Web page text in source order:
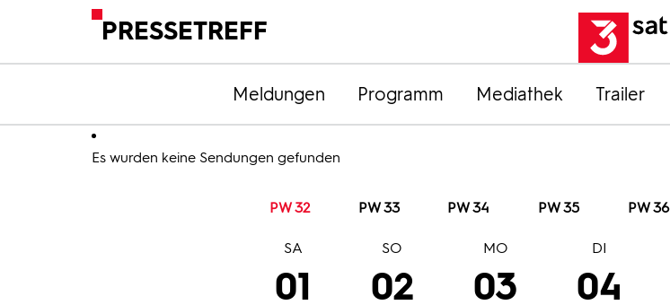
PRESSETREFF
Meldungen Programm Mediathek Trailer
Es wurden keine Sendungen gefunden
PW 32 PW 33 PW 34 PW 35 PW 36
01
SA
02
SO
03
MO
04
DI